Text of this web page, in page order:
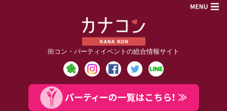
街コン・パーティイベントの総合情報サイト